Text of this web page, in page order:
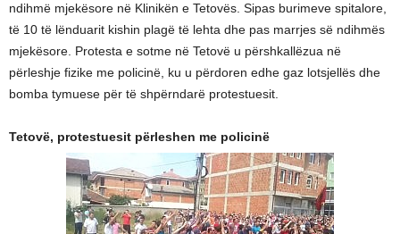
ndihmë mjekësore në Klinikën e Tetovës. Sipas burimeve spitalore,
të 10 të lënduarit kishin plagë të lehta dhe pas marrjes së ndihmës
mjekësore. Protesta e sotme në Tetovë u përshkallëzua në
përleshje fizike me policinë, ku u përdoren edhe gaz lotsjellës dhe
bomba tymuese për të shpërndarë protestuesit.
Tetovë, protestuesit përleshen me policinë